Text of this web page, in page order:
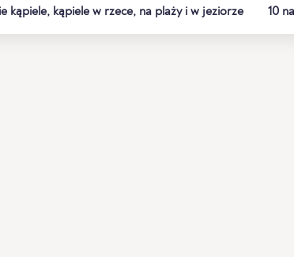
kąpiele, kąpiele w rzece, na plaży i w jeziorze 10